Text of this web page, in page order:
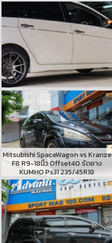
Mitsubishi SpaceWagon vs Kranze
F8 R9-18นิ้ว Offset40 รัดยาง
KUMHO Ps31 235/45R18